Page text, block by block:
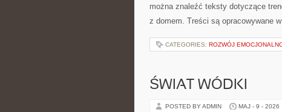
można znaleźć teksty dotyczące
z domem. Treści są opracowywane
CATEGORIES: ROZWÓJ
ŚWIAT WÓDKI
POSTED BY ADMIN MAJ - 9 - 2026